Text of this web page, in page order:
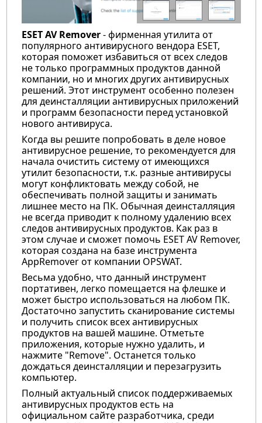
ESET AV Remover- фирменная утилита от
популярного антивирусного вендора ESET,
которая поможет избавиться от всех следов
не только программных продуктов данной
компании, но и многих других антивирусных
решений. Этот инструмент особенно полезен
для деинсталляции антивирусных приложений
и программ безопасности перед установкой
нового антивируса.
Когда вы решите попробовать в деле новое
антивирусное решение, то рекомендуется для
начала очистить систему от имеющихся
утилит безопасности, т.к. разные антивирусы
могут конфликтовать между собой, не
обеспечивать полной защиты и занимать
лишнее место на ПК. Обычная деинсталляция
не всегда приводит к полному удалению всех
следов антивирусных продуктов. Как раз в
этом случае и сможет помочь ESET AV Remover,
которая создана на базе инструмента
AppRemover от компании OPSWAT.
Весьма удобно, что данный инструмент
портативен, легко помещается на флешке и
может быстро использоваться на любом ПК.
Достаточно запустить сканирование системы
и получить список всех антивирусных
продуктов на вашей машине. Отметьте
приложения, которые нужно удалить, и
нажмите "Remove". Останется только
дождаться деинсталляции и перезагрузить
компьютер.
Полный актуальный список поддерживаемых
антивирусных продуктов есть на
официальном сайте разработчика, среди